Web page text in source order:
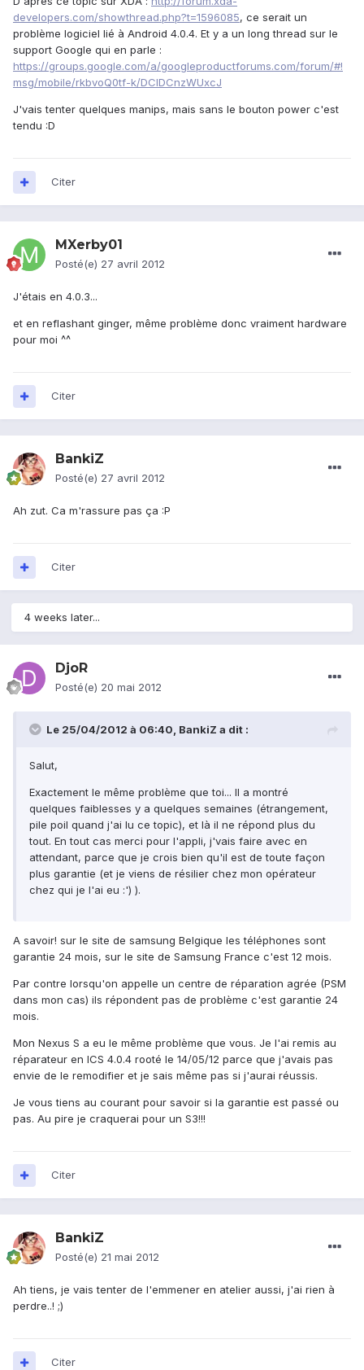
developers.com/showthread.php?t=1596085, ce serait un
problème logiciel lié à Android 4.0.4. Et y a un long thread sur le
support Google qui en parle :
https://groups.google.com/a/googleproductforums.com/forum/#!
msg/mobile/rkbvoQ0tf-k/DClDCnzWUxcJ
J'vais tenter quelques manips, mais sans le bouton power c'est
tendu :D
Citer
MXerby01
Posté(e) 27 avril 2012
J'étais en 4.0.3...
et en reflashant ginger, même problème donc vraiment hardware
pour moi ^^
Citer
BankiZ
Posté(e) 27 avril 2012
Ah zut. Ca m'rassure pas ça :P
Citer
4 weeks later...
DjoR
Posté(e) 20 mai 2012
Le 25/04/2012 à 06:40, BankiZ a dit :
Salut,
Exactement le même problème que toi... Il a montré
quelques faiblesses y a quelques semaines (étrangement,
pile poil quand j'ai lu ce topic), et là il ne répond plus du
tout. En tout cas merci pour l'appli, j'vais faire avec en
attendant, parce que je crois bien qu'il est de toute façon
plus garantie (et je viens de résilier chez mon opérateur
chez qui je l'ai eu :') ).
A savoir! sur le site de samsung Belgique les téléphones sont
garantie 24 mois, sur le site de Samsung France c'est 12 mois.
Par contre lorsqu'on appelle un centre de réparation agrée (PSM
dans mon cas) ils répondent pas de problème c'est garantie 24
mois.
Mon Nexus S a eu le même problème que vous. Je l'ai remis au
réparateur en ICS 4.0.4 rooté le 14/05/12 parce que j'avais pas
envie de le remodifier et je sais même pas si j'aurai réussis.
Je vous tiens au courant pour savoir si la garantie est passé ou
pas. Au pire je craquerai pour un S3!!!
Citer
BankiZ
Posté(e) 21 mai 2012
Ah tiens, je vais tenter de l'emmener en atelier aussi, j'ai rien à
perdre..! ;)
Citer